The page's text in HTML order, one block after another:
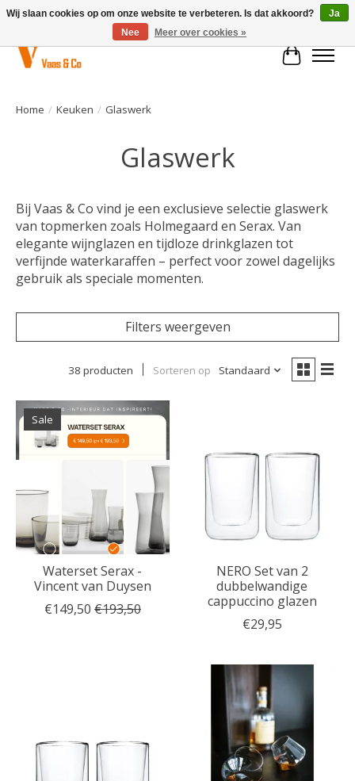
Home / Keuken / Glaswerk
Glaswerk
Bij Vaas & Co vind je een exclusieve selectie glaswerk
van topmerken zoals Holmegaard en Serax. Van
elegante wijnglazen en tijdloze drinkglazen tot
verfijnde waterkaraffen – perfect voor zowel dagelijks
gebruik als speciale momenten.
Filters weergeven
38 producten Sorteren op Standaard
Sale
Waterset Serax -
Vincent van Duysen
€149,50 €193,50
NERO Set van 2
dubbelwandige
cappuccino glazen
€29,95
Wij slaan cookies op om onze website te verbeteren. Is dat akkoord?
Ja
Nee
Meer over cookies »